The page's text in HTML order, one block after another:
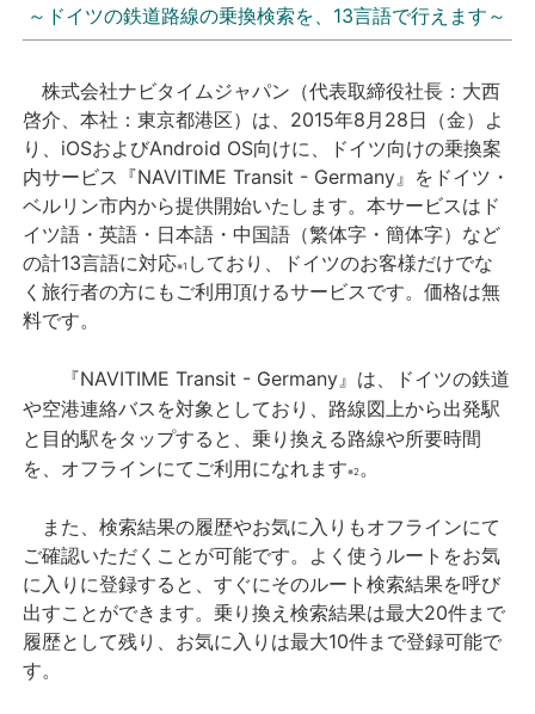
法人向けサービス
採用情報
English
～ドイツの鉄道路線の乗換検索を、13言語で行えます～
株式会社ナビタイムジャパン（代表取締役社長：大西
啓介、本社：東京都港区）は、2015年8月28日（金）よ
り、iOSおよびAndroid OS向けに、ドイツ向けの乗換案
内サービス『NAVITIME Transit - Germany』をドイツ・
ベルリン市内から提供開始いたします。本サービスはド
イツ語・英語・日本語・中国語（繁体字・簡体字）など
の計13言語に対応※1 しており、ドイツのお客様だけでな
く旅行者の方にもご利用頂けるサービスです。価格は無
料です。
『NAVITIME Transit - Germany』は、ドイツの鉄道
や空港連絡バスを対象としており、路線図上から出発駅
と目的駅をタップすると、乗り換える路線や所要時間
を、オフラインにてご利用になれます※2。
また、検索結果の履歴やお気に入りもオフラインにて
ご確認いただくことが可能です。よく使うルートをお気
に入りに登録すると、すぐにそのルート検索結果を呼び
出すことができます。乗り換え検索結果は最大20件まで
履歴として残り、お気に入りは最大10件まで登録可能で
す。